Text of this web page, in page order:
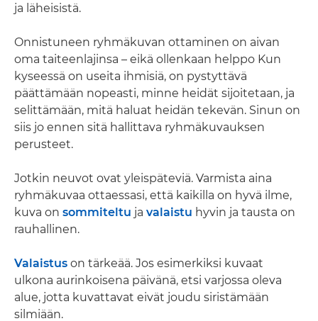
ja läheisistä.
Onnistuneen ryhmäkuvan ottaminen on aivan
oma taiteenlajinsa – eikä ollenkaan helppo Kun
kyseessä on useita ihmisiä, on pystyttävä
päättämään nopeasti, minne heidät sijoitetaan, ja
selittämään, mitä haluat heidän tekevän. Sinun on
siis jo ennen sitä hallittava ryhmäkuvauksen
perusteet.
Jotkin neuvot ovat yleispäteviä. Varmista aina
ryhmäkuvaa ottaessasi, että kaikilla on hyvä ilme,
kuva on sommiteltu ja valaistu hyvin ja tausta on
rauhallinen.
Valaistus on tärkeää. Jos esimerkiksi kuvaat
ulkona aurinkoisena päivänä, etsi varjossa oleva
alue, jotta kuvattavat eivät joudu siristämään
silmiään.